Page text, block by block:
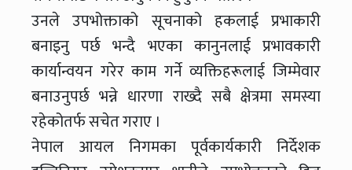
उनले उपभोक्ताको सूचनाको हकलाई प्रभाकारी
बनाइनु पर्छ भन्दै भएका कानुनलाई प्रभावकारी
कार्यान्वयन गरेर काम गर्ने व्यक्तिहरूलाई जिम्मेवार
बनाउनुपर्छ भन्ने धारणा राख्दै सबै क्षेत्रमा समस्या
रहेकोतर्फ सचेत गराए ।
नेपाल आयल निगमका पूर्वकार्यकारी निर्देशक